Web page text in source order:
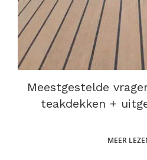
Meestgestelde
teakdekken +
MEER